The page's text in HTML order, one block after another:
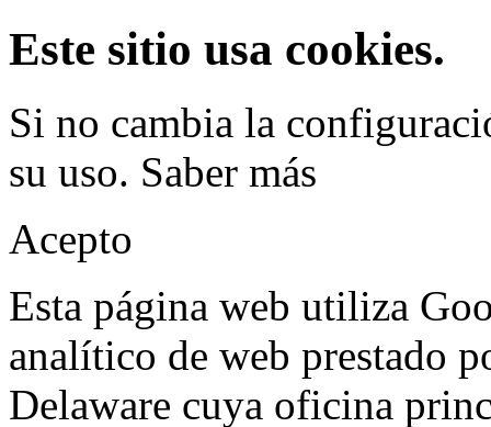
Este sitio usa cookies.
Si no cambia la
su uso. Saber más
Acepto
Esta página web utiliza
analítico de web prestado
Delaware cuya oficina